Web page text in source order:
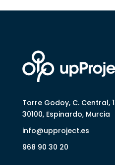
Torre Godoy, C. Central,
30100, Espinardo, Murcia
info@upproject.es
968 90 30 20